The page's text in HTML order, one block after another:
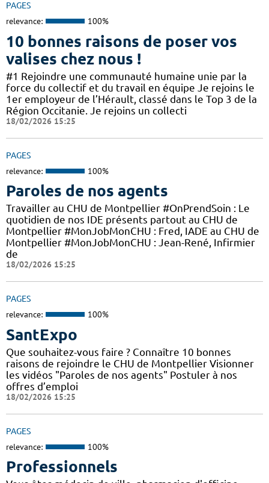
PAGES
relevance: 100%
10 bonnes raisons de poser vos
valises chez nous !
#1 Rejoindre une communauté humaine unie par la
force du collectif et du travail en équipe Je rejoins le
1er employeur de l’Hérault, classé dans le Top 3 de la
Région Occitanie. Je rejoins un collecti
18/02/2026 15:25
PAGES
relevance: 100%
Paroles de nos agents
Travailler au CHU de Montpellier #OnPrendSoin : Le
quotidien de nos IDE présents partout au CHU de
Montpellier #MonJobMonCHU : Fred, IADE au CHU de
Montpellier #MonJobMonCHU : Jean-René, Infirmier
de
18/02/2026 15:25
PAGES
relevance: 100%
SantExpo
Que souhaitez-vous faire ? Connaître 10 bonnes
raisons de rejoindre le CHU de Montpellier Visionner
les vidéos "Paroles de nos agents" Postuler à nos
offres d’emploi
18/02/2026 15:25
PAGES
relevance: 100%
Professionnels